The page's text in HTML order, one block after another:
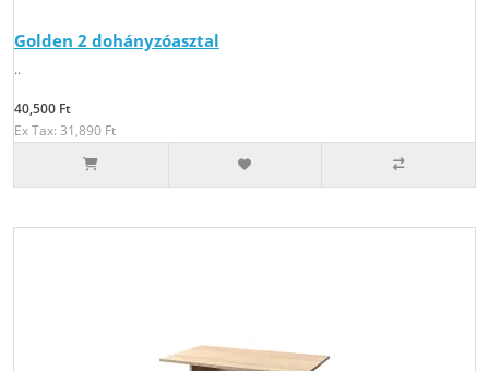
Golden 2 dohányzóasztal
..
40,500 Ft
Ex Tax: 31,890 Ft